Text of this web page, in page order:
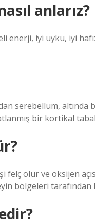
anlarız?
enerji, iyi uyku, iyi
serebellum, altında
bir kortikal
felç olur ve oksijen
bölgeleri tarafından